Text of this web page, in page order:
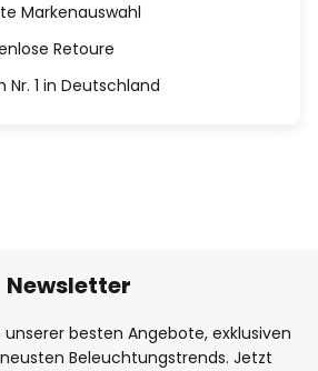
Markenauswahl
Retoure
Nr. 1 in Deutschland
Newsletter
unserer besten Angebote, exklusiven
Beleuchtungstrends. Jetzt